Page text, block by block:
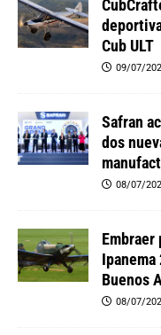
Cub ULT
09/07/
Safran
dos
08/07/
Buenos
08/07/